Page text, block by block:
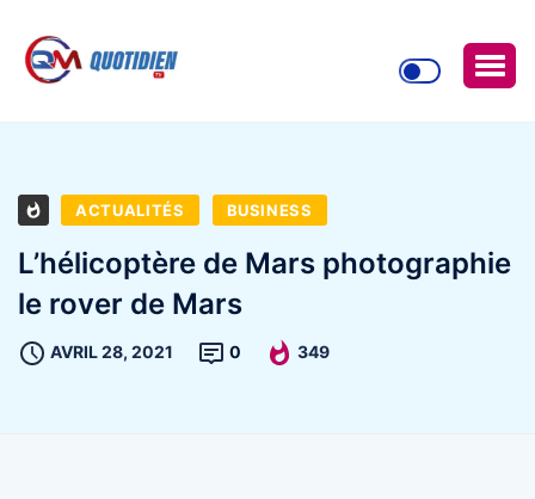
ACTUALITÉS BUSINESS
L’hélicoptère de Mars photographie
le rover de Mars
AVRIL 28, 2021 0 349